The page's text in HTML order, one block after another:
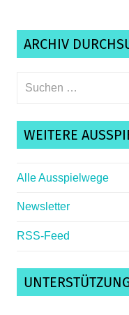
ARCHIV
Suchen
WEITERE
Alle Ausspielwege
Newsletter
RSS-Feed